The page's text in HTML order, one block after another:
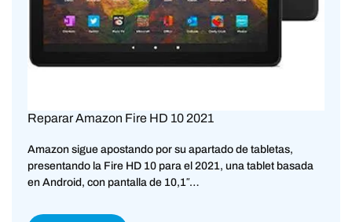
Reparar Amazon Fire HD 10 2021
Amazon sigue apostando por su apartado de tabletas,
presentando la Fire HD 10 para el 2021, una tablet basada
en Android, con pantalla de 10,1″…